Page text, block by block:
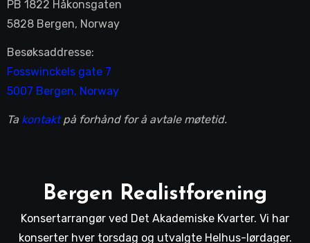
PB 1822 Håkonsgaten
5828 Bergen, Norway
Besøksaddresse:
Fosswinckels gate 7
5007 Bergen, Norway
Ta kontaktpå forhånd for å avtale møtetid.
Bergen Realistforening
Konsertarrangør ved Det Akademiske Kvarter. Vi har
konserter hver torsdag og utvalgte Helhus-lørdager.